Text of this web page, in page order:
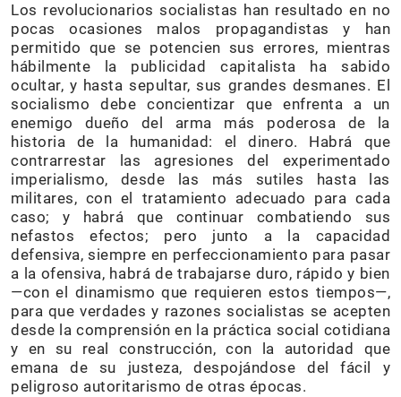
Los revolucionarios socialistas han resultado en no
pocas ocasiones malos propagandistas y han
permitido que se potencien sus errores, mientras
hábilmente la publicidad capitalista ha sabido
ocultar, y hasta sepultar, sus grandes desmanes. El
socialismo debe concientizar que enfrenta a un
enemigo dueño del arma más poderosa de la
historia de la humanidad: el dinero. Habrá que
contrarrestar las agresiones del experimentado
imperialismo, desde las más sutiles hasta las
militares, con el tratamiento adecuado para cada
caso; y habrá que continuar combatiendo sus
nefastos efectos; pero junto a la capacidad
defensiva, siempre en perfeccionamiento para pasar
a la ofensiva, habrá de trabajarse duro, rápido y bien
—con el dinamismo que requieren estos tiempos—,
para que verdades y razones socialistas se acepten
desde la comprensión en la práctica social cotidiana
y en su real construcción, con la autoridad que
emana de su justeza, despojándose del fácil y
peligroso autoritarismo de otras épocas.